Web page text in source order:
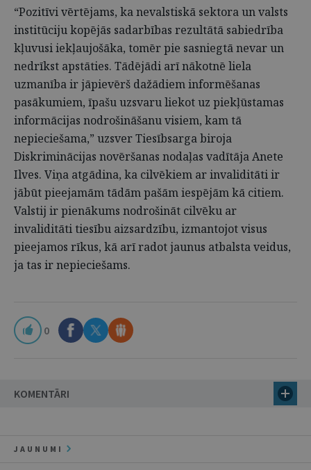
“Pozitīvi vērtējams, ka nevalstiskā sektora un valsts
institūciju kopējās sadarbības rezultātā sabiedrība
kļuvusi iekļaujošāka, tomēr pie sasniegtā nevar un
nedrīkst apstāties. Tādējādi arī nākotnē liela
uzmanība ir jāpievērš dažādiem informēšanas
pasākumiem, īpašu uzsvaru liekot uz piekļūstamas
informācijas nodrošināšanu visiem, kam tā
nepieciešama,” uzsver Tiesībsarga biroja
Diskriminācijas novēršanas nodaļas vadītāja Anete
Ilves. Viņa atgādina, ka cilvēkiem ar invaliditāti ir
jābūt pieejamām tādām pašām iespējām kā citiem.
Valstij ir pienākums nodrošināt cilvēku ar
invaliditāti tiesību aizsardzību, izmantojot visus
pieejamos rīkus, kā arī radot jaunus atbalsta veidus,
ja tas ir nepieciešams.
0
KOMENTĀRI
JAUNUMI